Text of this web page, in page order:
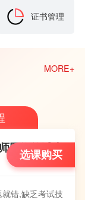
证书管理
MORE+
网络笔试班
选课购买
错,缺乏考试技